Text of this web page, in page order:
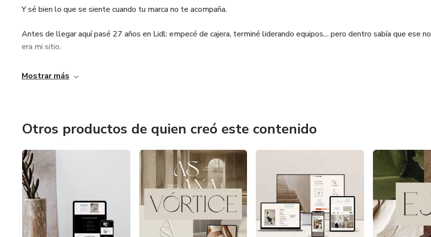
Y sé bien lo que se siente cuando tu marca no te acompaña.
Antes de llegar aquí pasé 27 años en Lidl: empecé de cajera, terminé liderando equipos… pero dentro sabía que ese no
era mi sitio.
Cuando emprendí, me encontré como tú: con ganas, con talento y con la sensación de estar improvisando en cada paso.
Aprendí a base de prueba, error y mucho trabajo lo que hoy enseño con claridad:
🔸 que la identidad es lo que aporta coherencia,
🔸 y que la dirección es lo que te hace sentir profesional de verdad.
Por eso creé VÓRTICE.
Mostrar más
Otros productos de quien creó este contenido